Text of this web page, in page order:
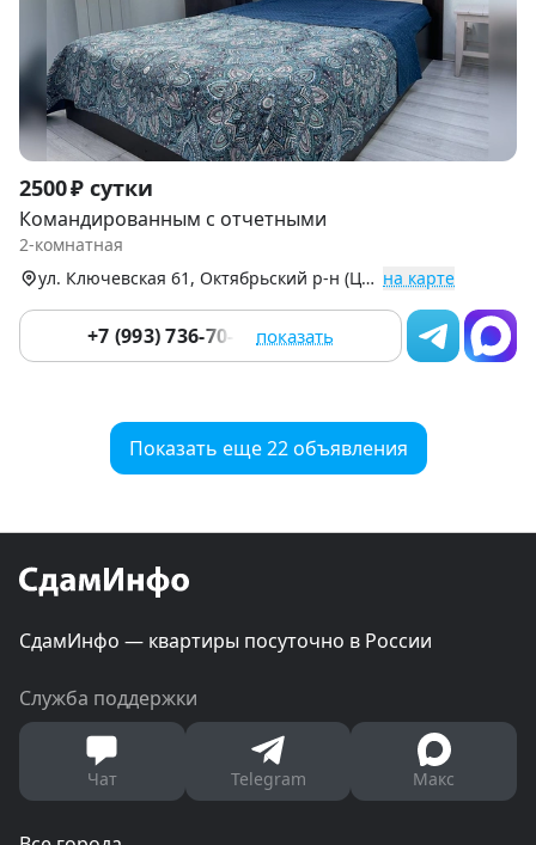
Item
1
of
2500 ₽ сутки
Командированным с отчетными
2-комнатная
ул. Ключевская 61, Октябрьский р-н (Центр) на карте
+7 (993) 736-70-16 показать
Показать еще 22 объявления
СдамИнфо — квартиры посуточно в России
Служба поддержки
Чат Telegram Макс